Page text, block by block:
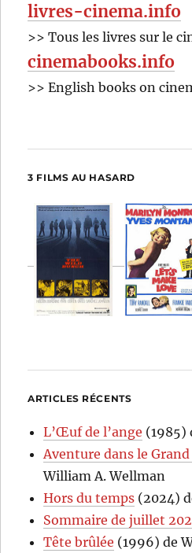
livres-cinema.info
>> Tous les livres sur le
cinemabooks.info
>> English books on
3 FILMS AU HASARD
ARTICLES RÉCENTS
L’Œuf de l’ange (1985)
Aventure dans le
William A. Wellman
Hors du temps (2024)
Sommaire de juillet
Tête brûlée (1996) de